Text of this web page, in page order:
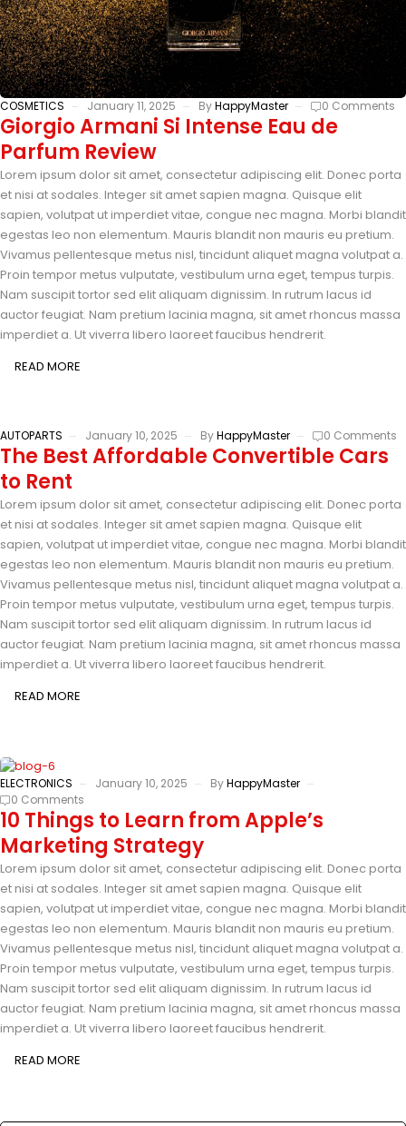
COSMETICS January 11, 2025 ByHappyMaster 0 Comments
Giorgio Armani Si Intense Eau de
Parfum Review
Lorem ipsum dolor sit amet, consectetur adipiscing elit. Donec porta
et nisi at sodales. Integer sit amet sapien magna. Quisque elit
sapien, volutpat ut imperdiet vitae, congue nec magna. Morbi blandit
egestas leo non elementum. Mauris blandit non mauris eu pretium.
Vivamus pellentesque metus nisl, tincidunt aliquet magna volutpat a.
Proin tempor metus vulputate, vestibulum urna eget, tempus turpis.
Nam suscipit tortor sed elit aliquam dignissim. In rutrum lacus id
auctor feugiat. Nam pretium lacinia magna, sit amet rhoncus massa
imperdiet a. Ut viverra libero laoreet faucibus hendrerit.
READ MORE
AUTOPARTS January 10, 2025 ByHappyMaster 0 Comments
The Best Affordable Convertible Cars
to Rent
Lorem ipsum dolor sit amet, consectetur adipiscing elit. Donec porta
et nisi at sodales. Integer sit amet sapien magna. Quisque elit
sapien, volutpat ut imperdiet vitae, congue nec magna. Morbi blandit
egestas leo non elementum. Mauris blandit non mauris eu pretium.
Vivamus pellentesque metus nisl, tincidunt aliquet magna volutpat a.
Proin tempor metus vulputate, vestibulum urna eget, tempus turpis.
Nam suscipit tortor sed elit aliquam dignissim. In rutrum lacus id
auctor feugiat. Nam pretium lacinia magna, sit amet rhoncus massa
imperdiet a. Ut viverra libero laoreet faucibus hendrerit.
READ MORE
ELECTRONICS January 10, 2025 ByHappyMaster
0 Comments
10 Things to Learn from Apple’s
Marketing Strategy
Lorem ipsum dolor sit amet, consectetur adipiscing elit. Donec porta
et nisi at sodales. Integer sit amet sapien magna. Quisque elit
sapien, volutpat ut imperdiet vitae, congue nec magna. Morbi blandit
egestas leo non elementum. Mauris blandit non mauris eu pretium.
Vivamus pellentesque metus nisl, tincidunt aliquet magna volutpat a.
Proin tempor metus vulputate, vestibulum urna eget, tempus turpis.
Nam suscipit tortor sed elit aliquam dignissim. In rutrum lacus id
auctor feugiat. Nam pretium lacinia magna, sit amet rhoncus massa
imperdiet a. Ut viverra libero laoreet faucibus hendrerit.
READ MORE